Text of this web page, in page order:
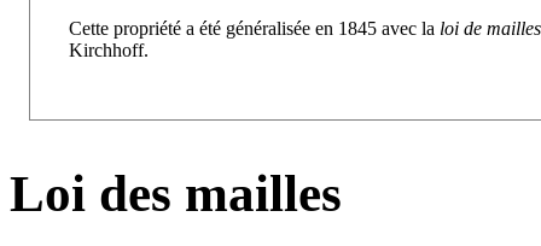
Cette propriété a été généralisée en 1845 avec la loi de mailles
Kirchhoff.
Loi des mailles